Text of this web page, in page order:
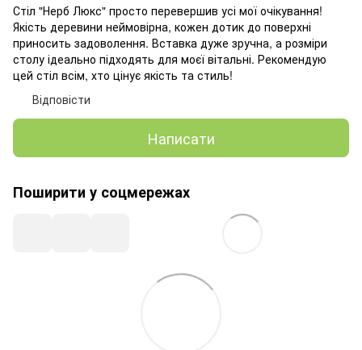
Стіл "Нерб Люкс" просто перевершив усі мої очікування!
Якість деревини неймовірна, кожен дотик до поверхні
приносить задоволення. Вставка дуже зручна, а розміри
столу ідеально підходять для моєї вітальні. Рекомендую
цей стіл всім, хто цінує якість та стиль!
Відповісти
Написати
Поширити у соцмережах